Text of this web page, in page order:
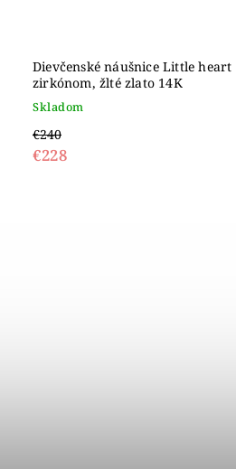
Dievčenské náušnice Little
zirkónom, žlté zlato 14K
Skladom
€240
€228